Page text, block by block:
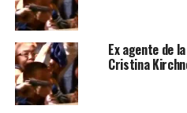
Ex agente de
Cristina